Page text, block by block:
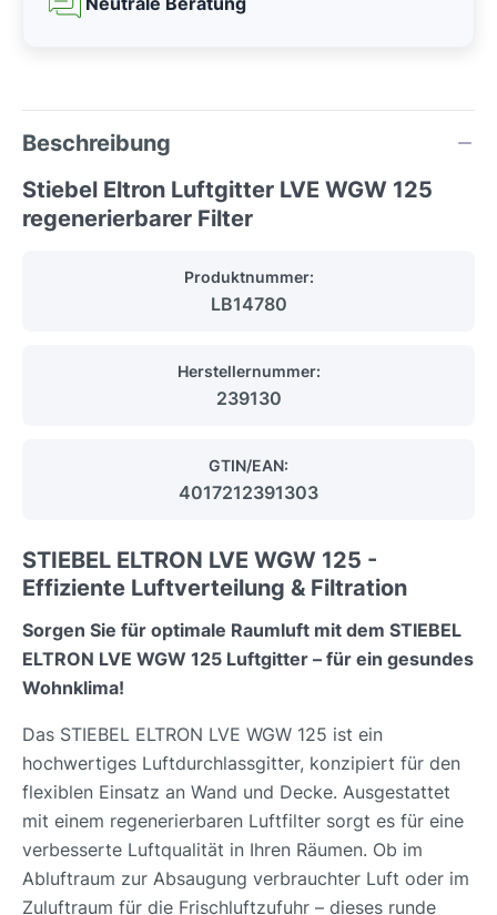
Beschreibung
Stiebel Eltron Luftgitter LVE WGW 125
regenerierbarer Filter
Produktnummer:
LB14780
Herstellernummer:
239130
GTIN/EAN:
4017212391303
STIEBEL ELTRON LVE WGW 125 -
Effiziente Luftverteilung & Filtration
Sorgen Sie für optimale Raumluft mit dem STIEBEL
ELTRON LVE WGW 125 Luftgitter – für ein gesundes
Wohnklima!
Das STIEBEL ELTRON LVE WGW 125 ist ein
hochwertiges Luftdurchlassgitter, konzipiert für den
flexiblen Einsatz an Wand und Decke. Ausgestattet
mit einem regenerierbaren Luftfilter sorgt es für eine
verbesserte Luftqualität in Ihren Räumen. Ob im
Abluftraum zur Absaugung verbrauchter Luft oder im
Zuluftraum für die Frischluftzufuhr – dieses runde